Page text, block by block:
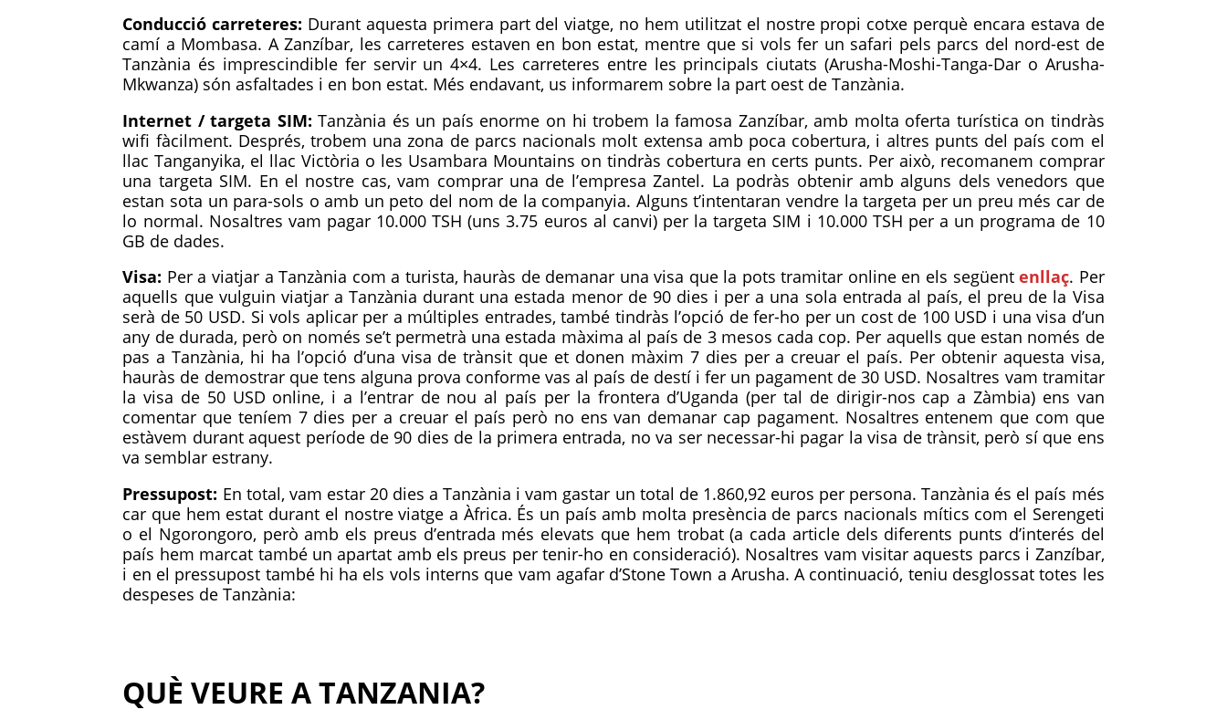
Conducció carreteres: Durant aquesta primera part del viatge, no hem utilitzat el nostre propi cotxe perquè encara estava de
camí a Mombasa. A Zanzíbar, les carreteres estaven en bon estat, mentre que si vols fer un safari pels parcs del nord-est de
Tanzània és imprescindible fer servir un 4×4. Les carreteres entre les principals ciutats (Arusha-Moshi-Tanga-Dar o Arusha-
Mkwanza) són asfaltades i en bon estat. Més endavant, us informarem sobre la part oest de Tanzània.
Internet / targeta SIM: Tanzània és un país enorme on hi trobem la famosa Zanzíbar, amb molta oferta turística on tindràs
wifi fàcilment. Després, trobem una zona de parcs nacionals molt extensa amb poca cobertura, i altres punts del país com el
llac Tanganyika, el llac Victòria o les Usambara Mountains on tindràs cobertura en certs punts. Per això, recomanem comprar
una targeta SIM. En el nostre cas, vam comprar una de l’empresa Zantel. La podràs obtenir amb alguns dels venedors que
estan sota un para-sols o amb un peto del nom de la companyia. Alguns t’intentaran vendre la targeta per un preu més car de
lo normal. Nosaltres vam pagar 10.000 TSH (uns 3.75 euros al canvi) per la targeta SIM i 10.000 TSH per a un programa de 10
GB de dades.
Visa: Per a viatjar a Tanzània com a turista, hauràs de demanar una visa que la pots tramitar online en els següentenllaç. Per
aquells que vulguin viatjar a Tanzània durant una estada menor de 90 dies i per a una sola entrada al país, el preu de la Visa
serà de 50 USD. Si vols aplicar per a múltiples entrades, també tindràs l’opció de fer-ho per un cost de 100 USD i una visa d’un
any de durada, però on només se’t permetrà una estada màxima al país de 3 mesos cada cop. Per aquells que estan només de
pas a Tanzània, hi ha l’opció d’una visa de trànsit que et donen màxim 7 dies per a creuar el país. Per obtenir aquesta visa,
hauràs de demostrar que tens alguna prova conforme vas al país de destí i fer un pagament de 30 USD. Nosaltres vam tramitar
la visa de 50 USD online, i a l’entrar de nou al país per la frontera d’Uganda (per tal de dirigir-nos cap a Zàmbia) ens van
comentar que teníem 7 dies per a creuar el país però no ens van demanar cap pagament. Nosaltres entenem que com que
estàvem durant aquest període de 90 dies de la primera entrada, no va ser necessar-hi pagar la visa de trànsit, però sí que ens
va semblar estrany.
Pressupost: En total, vam estar 20 dies a Tanzània i vam gastar un total de 1.860,92 euros per persona. Tanzània és el país més
car que hem estat durant el nostre viatge a Àfrica. És un país amb molta presència de parcs nacionals mítics com el Serengeti
o el Ngorongoro, però amb els preus d’entrada més elevats que hem trobat (a cada article dels diferents punts d’interés del
país hem marcat també un apartat amb els preus per tenir-ho en consideració). Nosaltres vam visitar aquests parcs i Zanzíbar,
i en el pressupost també hi ha els vols interns que vam agafar d’Stone Town a Arusha. A continuació, teniu desglossat totes les
despeses de Tanzània:
QUÈ VEURE A TANZANIA?